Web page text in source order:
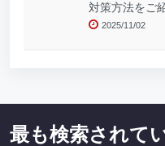
対策方法をご
2025/11/02
最も検索されて